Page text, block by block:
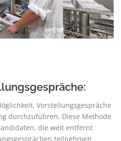
Vorstellungsgespräche
durchzuführen. Diese Methode
die weit entfernt
teilnehmen